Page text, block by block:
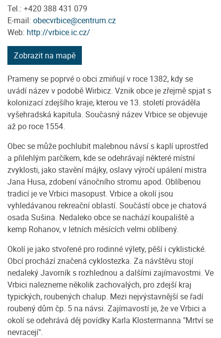
Tel.: +420 388 431 079
E-mail: obecvrbice@centrum.cz
Web: http://vrbice.ic.cz/
Zobrazit na mapě
Prameny se poprvé o obci zmiňují v roce 1382, kdy se
uvádí název v podobě Wirbicz. Vznik obce je zřejmě spjat s
kolonizací zdejšího kraje, kterou ve 13. století prováděla
vyšehradská kapitula. Současný název Vrbice se objevuje
až po roce 1554.
Obec se může pochlubit malebnou návsí s kaplí uprostřed
a přilehlým parčíkem, kde se odehrávají některé místní
zvyklosti, jako stavění májky, oslavy výročí upálení mistra
Jana Husa, zdobení vánočního stromu apod. Oblíbenou
tradicí je ve Vrbici masopust. Vrbice a okolí jsou
vyhledávanou rekreační oblastí. Součástí obce je chatová
osada Sušina. Nedaleko obce se nachází koupaliště a
kemp Rohanov, v letních měsících velmi oblíbený.
Okolí je jako stvořené pro rodinné výlety, pěší i cyklistické.
Obcí prochází značená cyklostezka. Za návštěvu stojí
nedaleký Javorník s rozhlednou a dalšími zajímavostmi. Ve
Vrbici nalezneme několik zachovalých, pro zdejší kraj
typických, roubených chalup. Mezi nejvýstavnější se řadí
roubený dům čp. 5 na návsi. Zajímavostí je, že ve Vrbici a
okolí se odehrává děj povídky Karla Klostermanna "Mrtví se
nevracejí".